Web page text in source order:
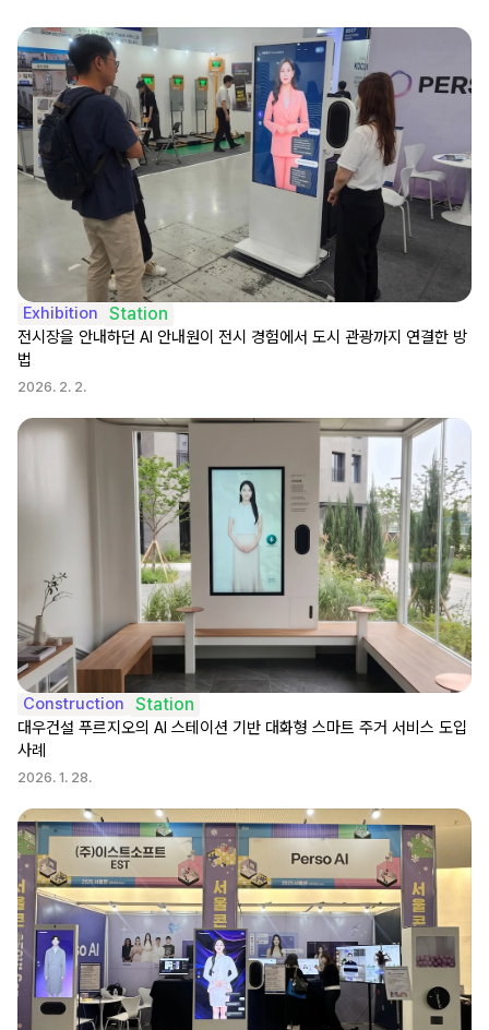
Exhibition Station
전시장을 안내하던 AI 안내원이 전시 경험에서 도시 관광까지 연결한 방
법
2026. 2. 2.
Construction Station
대우건설 푸르지오의 AI 스테이션 기반 대화형 스마트 주거 서비스 도입
사례
2026. 1. 28.